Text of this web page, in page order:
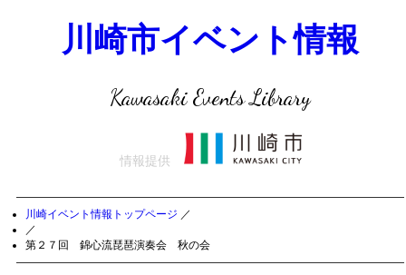
川崎市イベント情報
Kawasaki Events Library
情報提供
川崎イベント情報トップページ ／
／
第２７回 錦心流琵琶演奏会 秋の会